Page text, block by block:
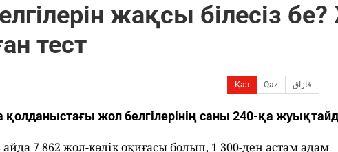
жақсы білесіз бе?
тест
Қаз Qaz قازاق
қолданыстағы жол белгілерінің саны 240-қа
7 862 жол-көлік оқиғасы болып, 1 300-ден астам адам